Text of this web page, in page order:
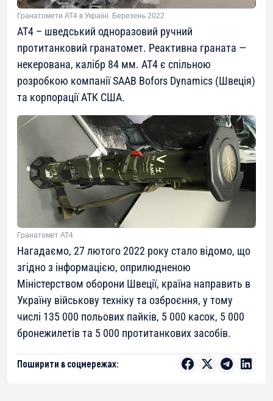
Гранатомети AT4 в Україні. Березень 2022
AT4 – шведський одноразовий ручний
протитанковий гранатомет. Реактивна граната —
некерована, калібр 84 мм. AT4 є спільною
розробкою компанії SAAB Bofors Dynamics (Швеція)
та корпорації ATK США.
Гранатомет AT4
Нагадаємо, 27 лютого 2022 року стало відомо, що
згідно з інформацією, оприлюдненою
Міністерством оборони Швеції, країна направить в
Україну військову техніку та озброєння, у тому
числі 135 000 польових пайків, 5 000 касок, 5 000
бронежилетів та 5 000 протитанкових засобів.
Поширити в соцмережах: